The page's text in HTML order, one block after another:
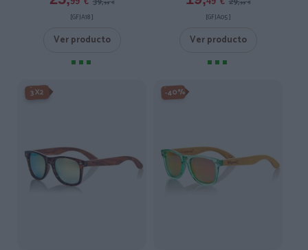
99 €
[GFJA18 ]
Ver producto
99 €
[GFJA05 ]
Ver producto
-3X2%
3X2 -40%